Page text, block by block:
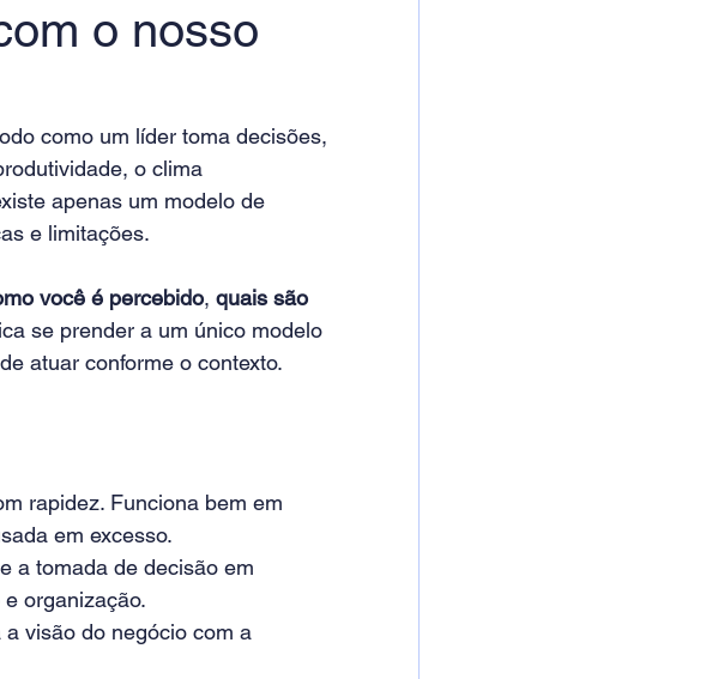
o nosso
como um líder toma decisões,
o clima
apenas um modelo de
e limitações.
você é percebido, quais são
se prender a um único modelo
atuar conforme o contexto.
rapidez. Funciona bem em
em excesso.
a tomada de decisão em
organização.
visão do negócio com a